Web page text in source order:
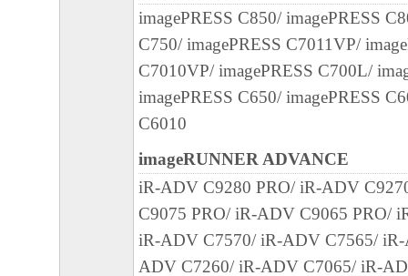
(2) キヤノン、キヤノンのライセンサー、
社、キヤノンの関連会社、それらの販売代
店のいずれも、「本ソフトウェア」の使用
から生ずるいかなる損害（逸失利益および
損害を言います。）について、適用法で認
一切の責任を負わないものとします。たと
キヤノンのライセンサー、キヤノンの子会
関連会社、それらの販売代理店または販売
imagePRESS C850/ imagePRESS
C750/ imagePRESS C7011VP/
C7010VP/ imagePRESS C700L/
imagePRESS C650/ imagePRESS
C6010
imageRUNNER ADVANCE
iR-ADV C9280 PRO/ iR-ADV
C9075 PRO/ iR-ADV C9065 PRO/
iR-ADV C7570/ iR-ADV C7565/
ADV C7260/ iR-ADV C7065/ iR-